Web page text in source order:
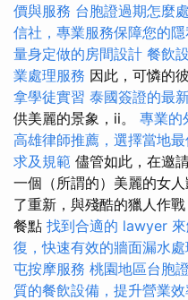
價與服務 台胞證過期怎麼
信社，專業服務保障您的隱
量身定做的房間設計 餐飲
業處理服務 因此，可憐的
拿學徒實習 泰國簽證的最
供美麗的景象，ii。 專業的
高雄律師推薦，選擇當地
求及規範 儘管如此，在邀
一個（所謂的）美麗的女
了重新，與殘酷的獵人作
餐點 找到合適的 lawyer
復，快速有效的牆面漏水處
屯按摩服務 桃園地區台胞
質的餐飲設備，提升營業